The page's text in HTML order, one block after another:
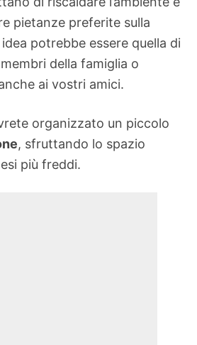
pietanze preferite sulla
potrebbe essere quella di
della famiglia o
ai vostri amici.
organizzato un piccolo
, sfruttando lo spazio
più freddi.